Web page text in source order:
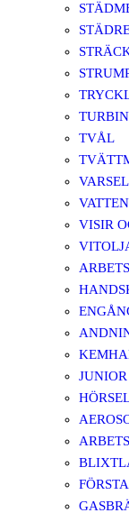
TVÅL
VARSEL
VISIR
JUNIOR